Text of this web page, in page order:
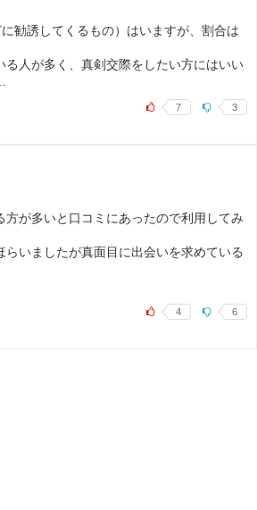
勧誘してくるもの）はいますが、割合は
人が多く、真剣交際をしたい方にはいい
7 3
が多いと口コミにあったので利用してみ
いましたが真面目に出会いを求めている
4 6